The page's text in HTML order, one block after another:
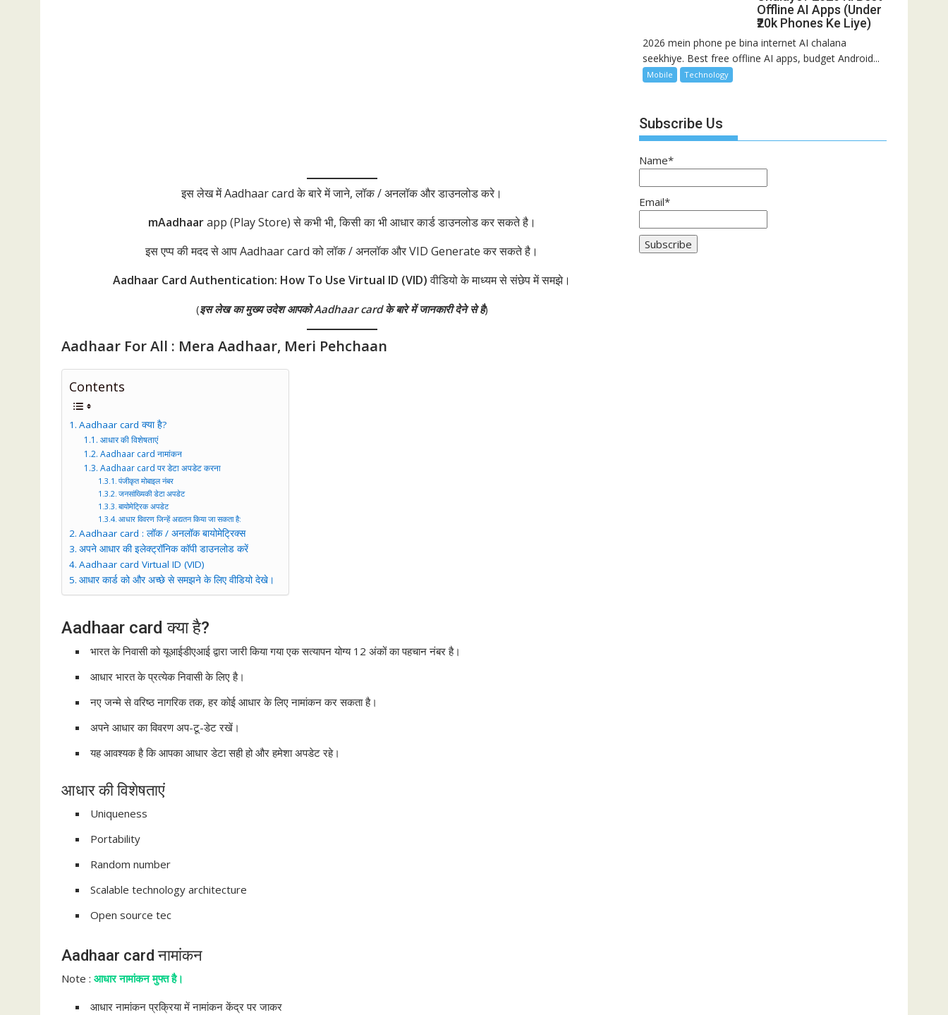
इस लेख में Aadhaar card के बारे में जाने, लॉक / अनलॉक और डाउनलोड करे।
mAadhaarapp (Play Store) से कभी भी, किसी का भी आधार कार्ड डाउनलोड कर सकते है।
इस एप्प की मदद से आप Aadhaar card को लॉक / अनलॉक और VID Generate कर सकते है।
Aadhaar Card Authentication: How To Use Virtual ID (VID)वीडियो के माध्यम से संछेप में समझे।
(इस लेख का मुख्य उदेश आपको Aadhaar card के बारे में जानकारी देने से है)
Aadhaar For All : Mera Aadhaar, Meri Pehchaan
Contents
Aadhaar card क्या है?
आधार की विशेषताएं
Aadhaar card नामांकन
Aadhaar card पर डेटा अपडेट करना
पंजीकृत मोबाइल नंबर
जनसांख्यिकी डेटा अपडेट
बायोमेट्रिक अपडेट
आधार विवरण जिन्हें अद्यतन किया जा सकता है:
Aadhaar card : लॉक / अनलॉक बायोमेट्रिक्स
अपने आधार की इलेक्ट्रॉनिक कॉपी डाउनलोड करें
Aadhaar card Virtual ID (VID)
आधार कार्ड को और अच्छे से समझने के लिए वीडियो देखे।
Aadhaar card क्या है?
भारत के निवासी को यूआईडीएआई द्वारा जारी किया गया एक सत्यापन योग्य 12 अंकों का पहचान नंबर है।
आधार भारत के प्रत्येक निवासी के लिए है।
नए जन्मे से वरिष्ठ नागरिक तक, हर कोई आधार के लिए नामांकन कर सकता है।
अपने आधार का विवरण अप-टू-डेट रखें।
यह आवश्यक है कि आपका आधार डेटा सही हो और हमेशा अपडेट रहे।
आधार की विशेषताएं
Uniqueness
Portability
Random number
Scalable technology architecture
Open source tec
Aadhaar card नामांकन
Note : आधार नामांकन मुफ्त है।
आधार नामांकन प्रक्रिया में नामांकन केंद्र पर जाकर
Offline AI Apps (Under
₹20k Phones Ke Liye)
2026 mein phone pe bina internet AI chalana
seekhiye. Best free offline AI apps, budget Android...
Mobile Technology
Subscribe Us
Name*
Email*